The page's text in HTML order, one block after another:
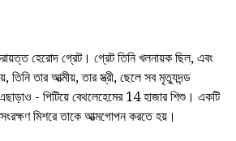
হেরোদ গ্রেট। গ্রেট তিনি খলনায়ক ছিল, এবং
তিনি তার আত্মীয়, তার স্ত্রী, ছেলে সব মৃত্যুদন্ড
- পিটিয়ে বেথলেহেমের 14 হাজার শিশু। একটি
মিশরে তাকে আত্মগোপন করতে হয়।